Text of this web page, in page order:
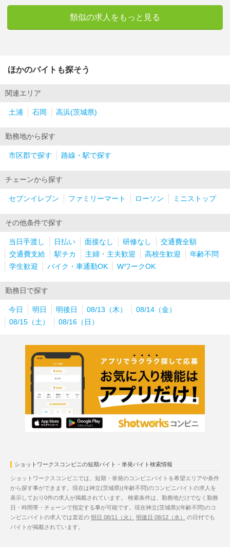
類似の求人をもっと見る
ほかのバイトも探そう
関連エリア
土浦 石岡 高浜(茨城県)
勤務地から探す
市区郡で探す 路線・駅で探す
チェーンから探す
セブンイレブン ファミリーマート ローソン ミニストップ
その他条件で探す
当日手渡し 日払い 面接なし 研修なし
交通費全額
交通費支給
駅チカ 主婦・主夫歓迎 高校生歓迎
年齢不問
学生歓迎
バイク・車通勤OK WワークOK
勤務日で探す
今日 明日 明後日 08/13（木）
08/14（金）
08/15（土）
08/16（日）
ショットワークスコンビニの短期バイト・単発バイト検索情報
ショットワークスコンビニでは、短期・単発のコンビニバイトを希望エリアや条件
から探す事ができます。現在は神立(茨城県)(年齢不問)のコンビニバイトの求人を
表示しており0件の求人が掲載されています。 検索条件は、勤務地だけでなく勤務
日・時間帯・チェーンで指定する事が可能です。現在神立(茨城県)(年齢不問)のコ
ンビニバイトの求人では直近の 明日 08/11（火） 明後日 08/12（水）
の日付でも
バイトが掲載されています。